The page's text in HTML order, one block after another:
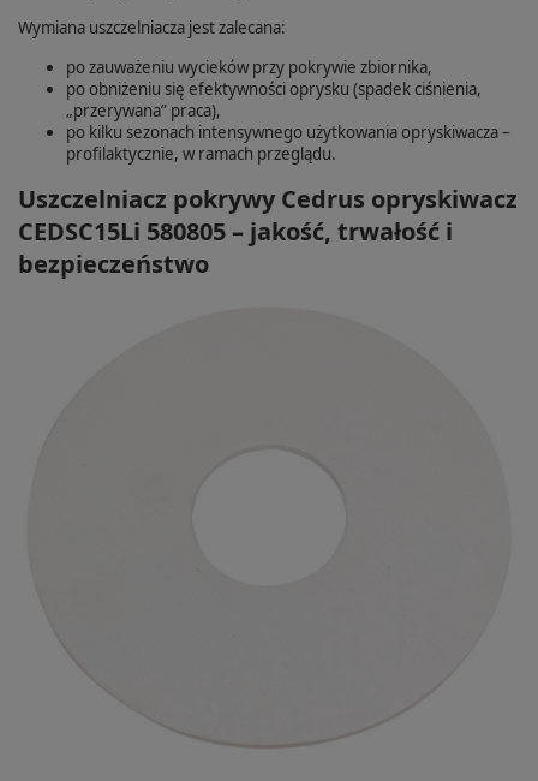
Wymiana uszczelniacza jest zalecana:
po zauważeniu wycieków przy pokrywie zbiornika,
po obniżeniu się efektywności oprysku (spadek ciśnienia,
„przerywana” praca),
po kilku sezonach intensywnego użytkowania opryskiwacza –
profilaktycznie, w ramach przeglądu.
Uszczelniacz pokrywy Cedrus opryskiwacz
CEDSC15Li 580805 – jakość, trwałość i
bezpieczeństwo